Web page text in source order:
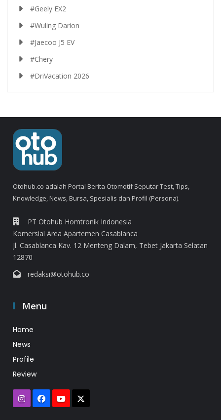
#Geely EX2
#Wuling Darion
#Jaecoo J5 EV
#Chery
#DriVacation 2026
Otohub.co adalah Portal Berita Otomotif Seputar Test, Tips,
Knowledge, News, Bursa, Spesialis dan Profil (Persona).
PT Otohub Homtronik Indonesia
Komersial Area Apartemen Casablanca
Jl. Casablanca Kav. 12 Menteng Dalam, Tebet Jakarta Selatan
12870
redaksi@otohub.co
Menu
Home
News
Profile
Review